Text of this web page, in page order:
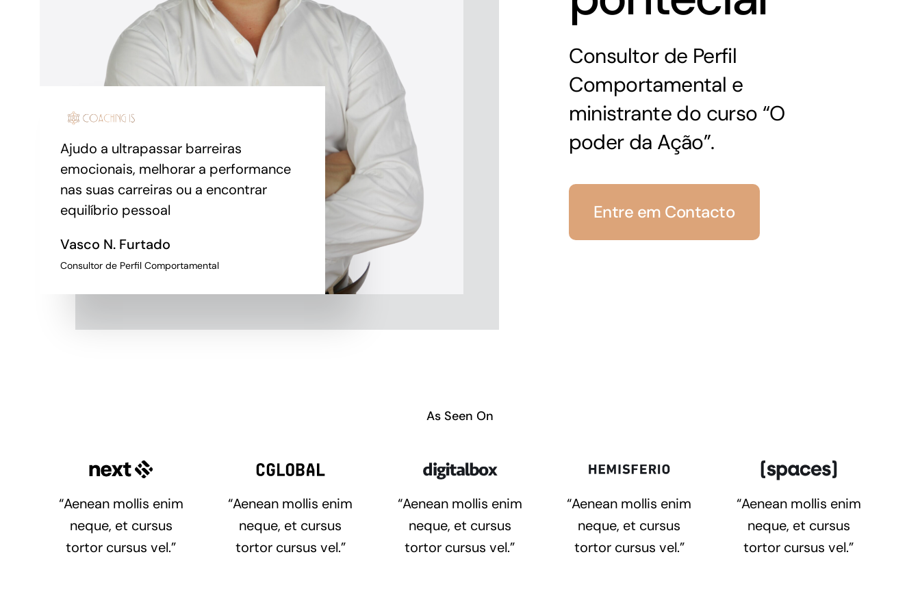
Ajudo a ultrapassar barreiras
emocionais, melhorar a performance
nas suas carreiras ou a encontrar
equilíbrio pessoal
Vasco N. Furtado
Consultor de Perfil Comportamental
Consultor de Perfil
Comportamental e
ministrante do curso “O
poder da Ação”.
Entre em Contacto
As Seen On
“Aenean mollis enim
neque, et cursus
tortor cursus vel.”
“Aenean mollis enim
neque, et cursus
tortor cursus vel.”
“Aenean mollis enim
neque, et cursus
tortor cursus vel.”
“Aenean mollis enim
neque, et cursus
tortor cursus vel.”
“Aenean mollis enim
neque, et cursus
tortor cursus vel.”